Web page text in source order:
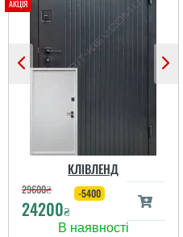
Дмитро
Дуже задоволений.
Швидко та якісно
зробили. Вже буквально
залишилось відкоси
зробить і буду
замовляти в такому же
стилі їх мікімнатні двері
і такому же кольорі...
читати всі відгуки
КЛІВЛЕНД
29600₴
24200₴
-5400